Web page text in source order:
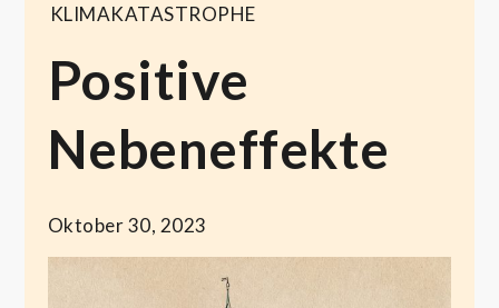
KLIMAKATASTROPHE
Positive
Nebeneffekte
Oktober 30, 2023